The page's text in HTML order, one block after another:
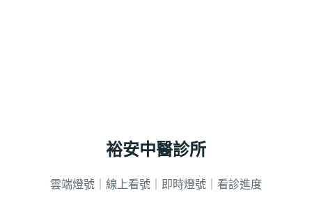
裕安中醫診所
雲端燈號｜線上看號｜即時燈號｜看診進度